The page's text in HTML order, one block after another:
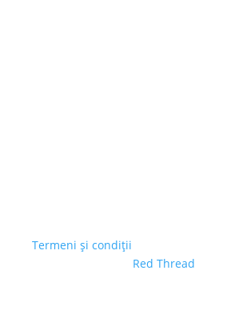
|Termeni și condiții
Red Thread